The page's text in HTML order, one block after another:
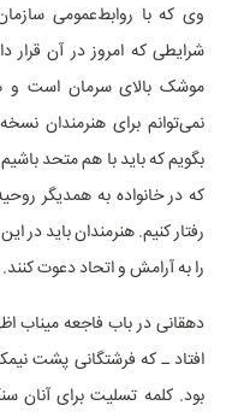
وی که با روابط‌عمومی
شرایطی که امروز در آن
موشک بالای سرمان است و
نمی‌توانم برای هنرمندان
بگویم که باید با هم متحد
که در خانواده به همدیگر
رفتار کنیم. هنرمندان باید در
را به آرامش و اتحاد دعوت کنند.
دهقانی در باب فاجعه میناب
افتاد ـ که فرشتگانی پشت
بود. کلمه تسلیت برای آنان